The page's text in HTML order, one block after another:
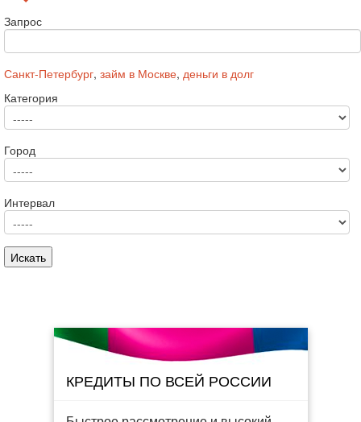
Запрос
Санкт-Петербург, займ в Москве, деньги в долг
Категория
Город
Интервал
КРЕДИТЫ ПО ВСЕЙ РОССИИ